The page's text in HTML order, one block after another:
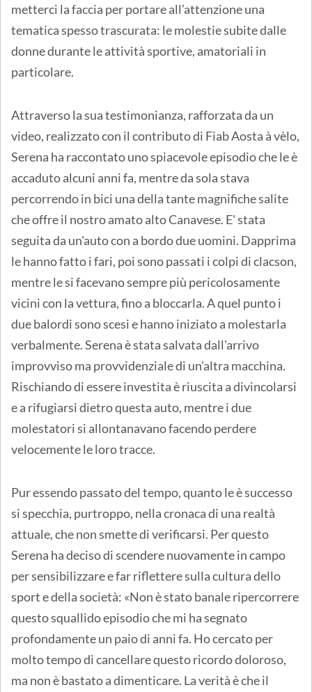
metterci la faccia per portare all’attenzione una
tematica spesso trascurata: le molestie subite dalle
donne durante le attività sportive, amatoriali in
particolare.
Attraverso la sua testimonianza, rafforzata da un
video, realizzato con il contributo di Fiab Aosta à vèlo,
Serena ha raccontato uno spiacevole episodio che le è
accaduto alcuni anni fa, mentre da sola stava
percorrendo in bici una della tante magnifiche salite
che offre il nostro amato alto Canavese. E' stata
seguita da un'auto con a bordo due uomini. Dapprima
le hanno fatto i fari, poi sono passati i colpi di clacson,
mentre le si facevano sempre più pericolosamente
vicini con la vettura, fino a bloccarla. A quel punto i
due balordi sono scesi e hanno iniziato a molestarla
verbalmente. Serena è stata salvata dall'arrivo
improvviso ma provvidenziale di un'altra macchina.
Rischiando di essere investita è riuscita a divincolarsi
e a rifugiarsi dietro questa auto, mentre i due
molestatori si allontanavano facendo perdere
velocemente le loro tracce.
Pur essendo passato del tempo, quanto le è successo
si specchia, purtroppo, nella cronaca di una realtà
attuale, che non smette di verificarsi. Per questo
Serena ha deciso di scendere nuovamente in campo
per sensibilizzare e far riflettere sulla cultura dello
sport e della società: «Non è stato banale ripercorrere
questo squallido episodio che mi ha segnato
profondamente un paio di anni fa. Ho cercato per
molto tempo di cancellare questo ricordo doloroso,
ma non è bastato a dimenticare. La verità è che il